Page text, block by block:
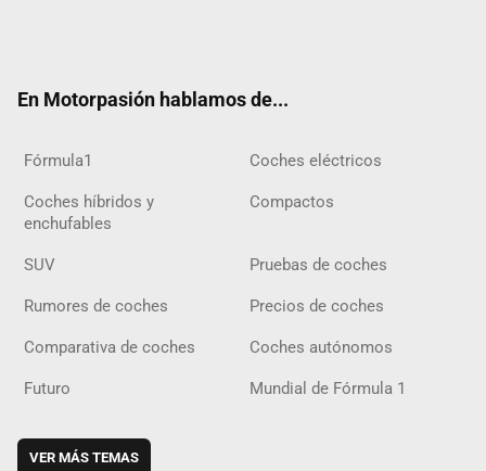
En Motorpasión hablamos de...
Fórmula1 Coches eléctricos
Coches híbridos y
enchufables
Compactos
SUV Pruebas de coches
Rumores de coches Precios de coches
Comparativa de coches Coches autónomos
Futuro Mundial de Fórmula 1
VER MÁS TEMAS